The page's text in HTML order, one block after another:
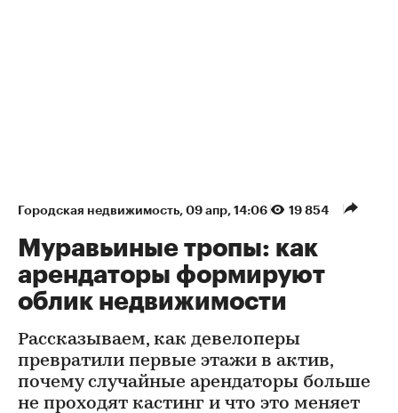
Городская недвижимость 09 апр, 14:06 19 854
Муравьиные тропы: как
арендаторы формируют
облик недвижимости
Рассказываем, как девелоперы
превратили первые этажи в актив,
почему случайные арендаторы больше
не проходят кастинг и что это меняет